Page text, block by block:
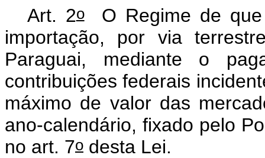
Art. 2oO Regime de
importação, por via
Paraguai, mediante o
contribuições federais
máximo de valor das
ano-calendário, fixado pelo
no art. 7o desta Lei.